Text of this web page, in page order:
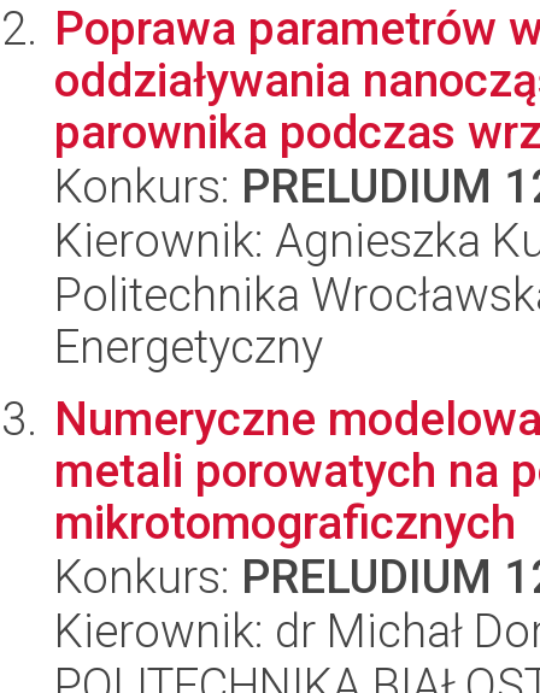
Poprawa parametrów
oddziaływania
parownika podczas
Konkurs: PRELUDIUM
Kierownik: Agnieszka
Politechnika
Energetyczny
Numeryczne
metali porowatych na
mikrotomograficznych
Konkurs: PRELUDIUM
Kierownik: dr Michał